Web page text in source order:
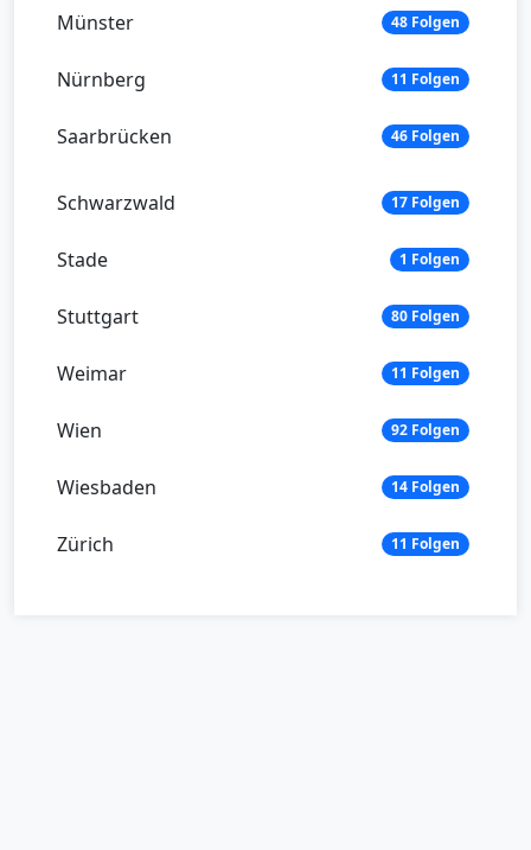
Münster 48 Folgen
Nürnberg 11 Folgen
Saarbrücken 46 Folgen
Schwarzwald 17 Folgen
Stade 1 Folgen
Stuttgart 80 Folgen
Weimar 11 Folgen
Wien 92 Folgen
Wiesbaden 14 Folgen
Zürich 11 Folgen